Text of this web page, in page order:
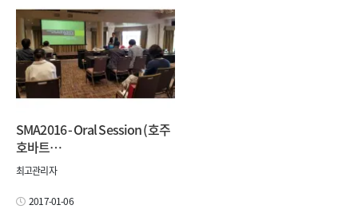
SMA2016 - Oral Session (호주
호바트…
최고관리자
2017-01-06